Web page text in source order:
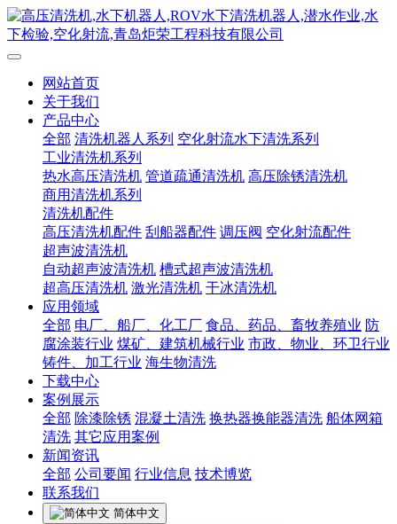
网站首页
关于我们
产品中心
全部 清洗机器人系列 空化射流水下清洗系列
工业清洗机系列
热水高压清洗机 管道疏通清洗机 高压除锈清洗机
商用清洗机系列
清洗机配件
高压清洗机配件 刮船器配件 调压阀 空化射流配件
超声波清洗机
自动超声波清洗机 槽式超声波清洗机
超高压清洗机 激光清洗机 干冰清洗机
应用领域
全部 电厂、船厂、化工厂 食品、药品、畜牧养殖业 防
腐涂装行业 煤矿、建筑机械行业 市政、物业、环卫行业
铸件、加工行业 海生物清洗
下载中心
案例展示
全部 除漆除锈 混凝土清洗 换热器换能器清洗 船体网箱
清洗 其它应用案例
新闻资讯
全部 公司要闻 行业信息 技术博览
联系我们
简体中文